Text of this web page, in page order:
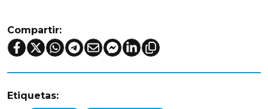
Compartir:
Etiquetas: